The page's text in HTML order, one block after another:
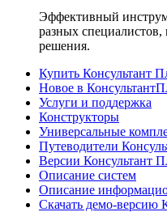
Эффективный
разных
решения.
Купить Консультант
Новое в
Услуги и поддержка
Конструкторы
Универсальные
Путеводители
Версии Консультант
Описание систем
Описание
Скачать демо-версию